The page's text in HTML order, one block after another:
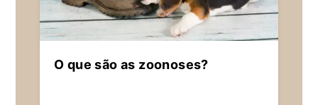
O que são as zoonoses?